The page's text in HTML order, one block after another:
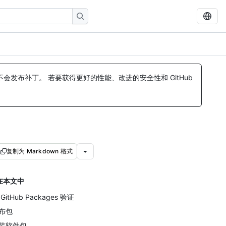
发布补丁。 若要获得更好的性能、改进的安全性和 GitHub
复制为 Markdown 格式
本文中
Packages 验证
包